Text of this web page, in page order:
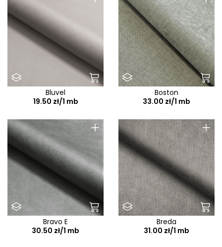
Bluvel
19.50 zł/1 mb
Boston
33.00 zł/1 mb
+
Bravo E
30.50 zł/1 mb
+
Breda
31.00 zł/1 mb